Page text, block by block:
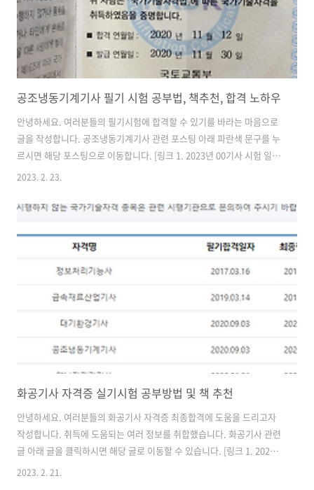
공조냉동기계기사 필기 시험 공부법, 책추천, 합격 노하우
안녕하세요. 여러분들의 필기시험에 합격할 수 있기를 바라는 마음으로
글을 작성합니다. 공조냉동기계기사 관련 포스팅 아래 파란색 문구를 누
르시면 해당 포스팅으로 이동합니다. [링크 1. 2023년 00기사 시험 일정,
합격 팁, 시험자격 정리] [링크 2. 필기 시험 공부법, 책추천, 합격 노하우]
의 필기 합격률의 동향입니다. 꾸준하게 오르는 것을 볼 수 있습니다. 필
검색하러 가기 (큐넷사이트) 큐넷 공식 사이트입니다. 기사종류 입력 후
[기본정보]를 누르시면 합격률 표가 보입니다. 주요 개념 총 4개의 과목
으로 이루어져 있습니다. 공기조화, 공조기기, ..
2023. 2. 23.
화공기사 자격증 실기시험 공부방법 및 책 추천
안녕하세요. 여러분들의 화공기사 자격증 최종합격에 도움을 드리고자
작성합니다. 취득에 도움되는 여러 정보를 취합했습니다. 화공기사 관련
글 아래 글을 클릭하시면 해당 글로 이동할 수 있습니다. [링크 1. 2023년
화공기사 시험자격, 일정, 합격률 및 난이도] [링크 2. 필기 시험 기출 및
2023. 2. 21.